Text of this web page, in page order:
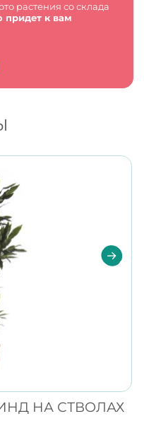
растения со склада
придет к вам
НА СТВОЛАХ